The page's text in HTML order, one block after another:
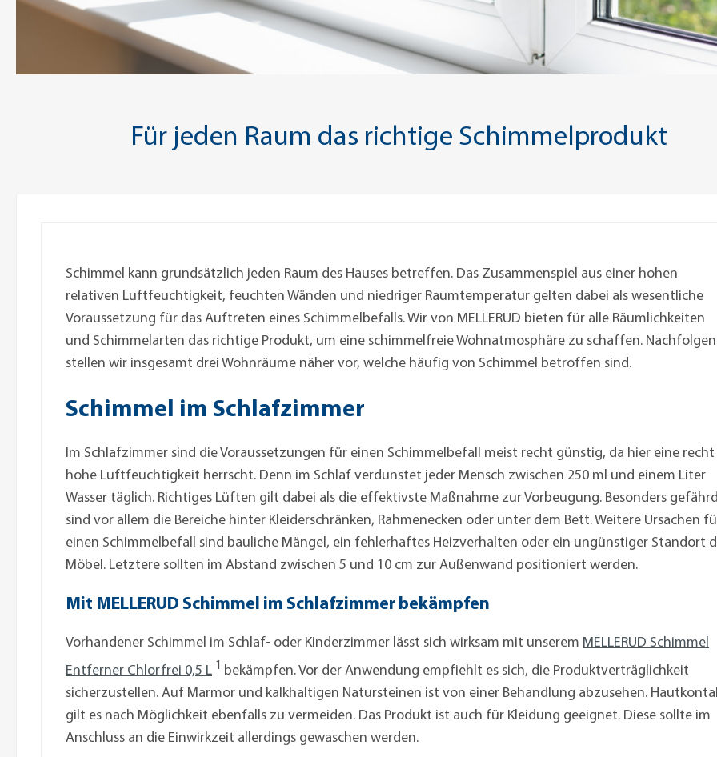
Für jeden Raum das richtige Schimmelprodukt
Schimmel kann grundsätzlich jeden Raum des Hauses betreffen. Das Zusammenspiel aus einer hohen
relativen Luftfeuchtigkeit, feuchten Wänden und niedriger Raumtemperatur gelten dabei als wesentliche
Voraussetzung für das Auftreten eines Schimmelbefalls. Wir von MELLERUD bieten für alle Räumlichkeiten
und Schimmelarten das richtige Produkt, um eine schimmelfreie Wohnatmosphäre zu schaffen.
stellen wir insgesamt drei Wohnräume näher vor, welche häufig von Schimmel betroffen sind.
Schimmel im Schlafzimmer
Im Schlafzimmer sind die Voraussetzungen für einen Schimmelbefall meist recht günstig, da hier eine recht
hohe Luftfeuchtigkeit herrscht. Denn im Schlaf verdunstet jeder Mensch zwischen 250 ml und einem Liter
Wasser täglich. Richtiges Lüften gilt dabei als die effektivste Maßnahme zur Vorbeugung. Besonders
sind vor allem die Bereiche hinter Kleiderschränken, Rahmenecken oder unter dem Bett. Weitere Ursachen
einen Schimmelbefall sind bauliche Mängel, ein fehlerhaftes Heizverhalten oder ein ungünstiger Standort
Möbel. Letztere sollten im Abstand zwischen 5 und 10 cm zur Außenwand positioniert werden.
Mit MELLERUD Schimmel im Schlafzimmer bekämpfen
Vorhandener Schimmel im Schlaf- oder Kinderzimmer lässt sich wirksam mit unserem MELLERUD Schimmel
Entferner Chlorfrei 0,5 L 1 bekämpfen. Vor der Anwendung empfiehlt es sich, die Produktverträglichkeit
sicherzustellen. Auf Marmor und kalkhaltigen Natursteinen ist von einer Behandlung abzusehen.
gilt es nach Möglichkeit ebenfalls zu vermeiden. Das Produkt ist auch für Kleidung geeignet. Diese sollte im
Anschluss an die Einwirkzeit allerdings gewaschen werden.